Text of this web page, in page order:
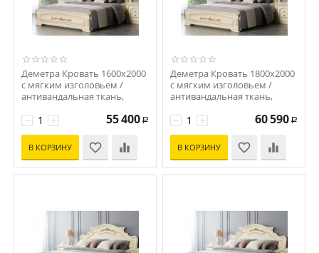
Деметра Кровать 1600x2000
с мягким изголовьем /
антивандальная ткань,
Код: S-16717
+
− 55 400 Р
В КОРЗИНУ
Деметра Кровать 1800x2000
с мягким изголовьем /
антивандальная ткань,
Код: S-16716
+
− 60 590 Р
В КОРЗИНУ